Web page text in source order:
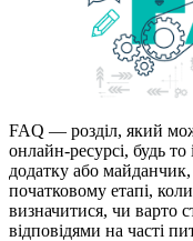
FAQ — розділ, який
онлайн-ресурсі, будь
додатку або
початковому етапі,
визначитися, чи варто
відповідями на часті